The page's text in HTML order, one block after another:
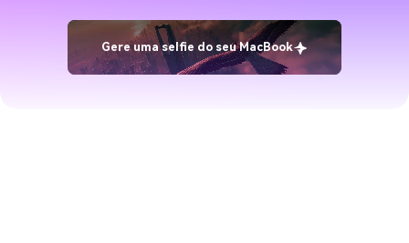
Gere uma selfie do seu MacBook